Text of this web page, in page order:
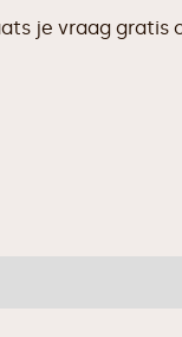
je vraag gratis